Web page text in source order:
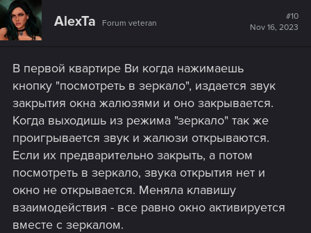
AlexTa Forum veteran
#10
Nov 16, 2023
В первой квартире Ви когда нажимаешь
кнопку "посмотреть в зеркало", издается звук
закрытия окна жалюзями и оно закрывается.
Когда выходишь из режима "зеркало" так же
проигрывается звук и жалюзи открываются.
Если их предварительно закрыть, а потом
посмотреть в зеркало, звука открытия нет и
окно не открывается. Меняла клавишу
взаимодействия - все равно окно активируется
вместе с зеркалом.